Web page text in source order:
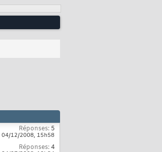
Réponses: 5
04/12/2008, 15h58
Réponses:4